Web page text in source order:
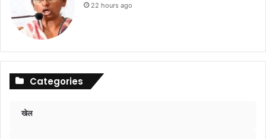
22 hours ago
Categories
खेल